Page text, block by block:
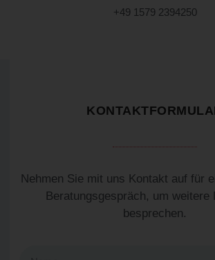
+49 1579 2394250
Nehmen Sie mit uns Kontakt auf für
Beratungsgespräch, um weitere
besprechen.